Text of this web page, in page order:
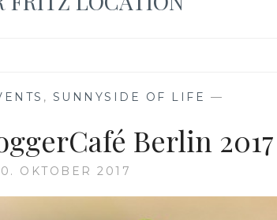
, SUNNYSIDE OF LIFE —
Berlin 2017
OKTOBER 2017